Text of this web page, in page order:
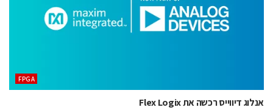
‫‪FPGA‬‬
אנלוג דיווייס רכשה את Flex Logix